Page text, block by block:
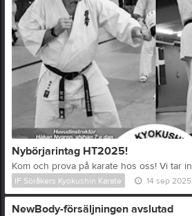
Nybörjarintag HT2025!
IF Söråkers Kyokushin Karate 14 sep 2025
NewBody-försäljningen avslutad